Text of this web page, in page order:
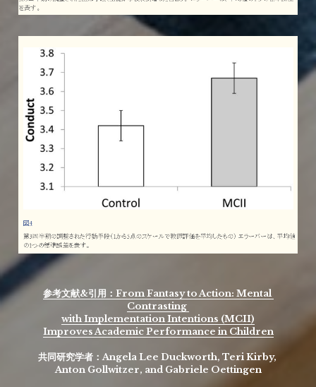
参考文献&引用：From Fantasy to Action: Mental
Contrasting
with Implementation Intentions (MCII)
Improves Academic Performance in Children
共同研究学者：Angela Lee Duckworth, Teri Kirby,
Anton Gollwitzer, and Gabriele Oettingen